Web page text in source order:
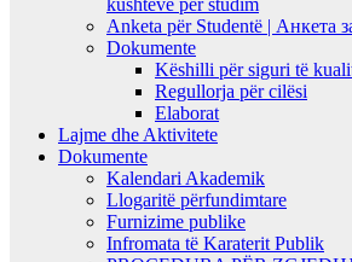
Anketa për Studentë | Анкета
Dokumente
Këshilli për siguri të
Regullorja për cilësi
Elaborat
Lajme dhe Aktivitete
Dokumente
Kalendari Akademik
Llogaritë përfundimtare
Furnizime publike
Infromata të Karaterit Publik